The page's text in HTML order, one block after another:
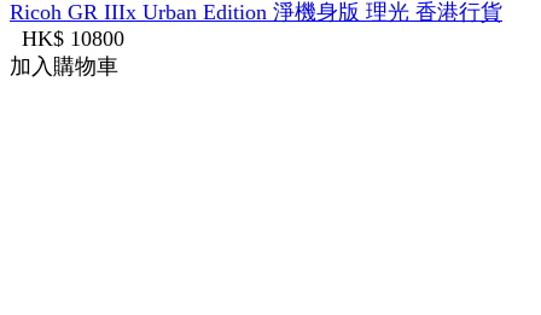
Ricoh GR IIIx Urban Edition 淨機身版 理光 香港行貨
HK$ 10800
加入購物車